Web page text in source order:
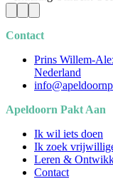
Contact
Prins Willem-
Nederland
Apeldoorn Pakt Aan
Ik wil iets doen
Ik zoek
Leren &
Contact